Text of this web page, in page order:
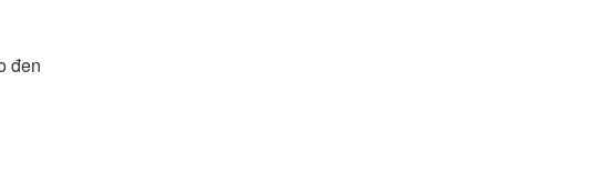
đen